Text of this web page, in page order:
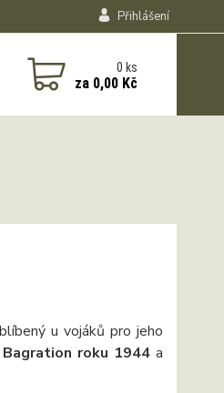
Přihlášení
0ks
za 0,00 Kč
u vojáků pro jeho
roku 1944 a